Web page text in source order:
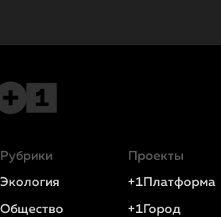
Рубрики
Экология
Общество
Проекты
+1Платформа
+1Город